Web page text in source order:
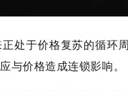
正处于价格复苏的循环
与价格造成连锁影响。